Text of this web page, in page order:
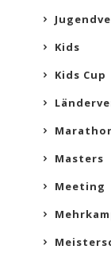
Kids
Kids Cup
Masters
Meeting